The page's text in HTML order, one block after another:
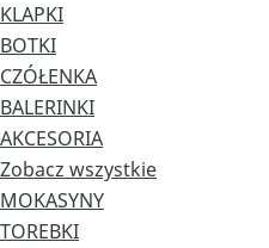
KLAPKI
BOTKI
CZÓŁENKA
BALERINKI
AKCESORIA
Zobacz wszystkie
MOKASYNY
TOREBKI